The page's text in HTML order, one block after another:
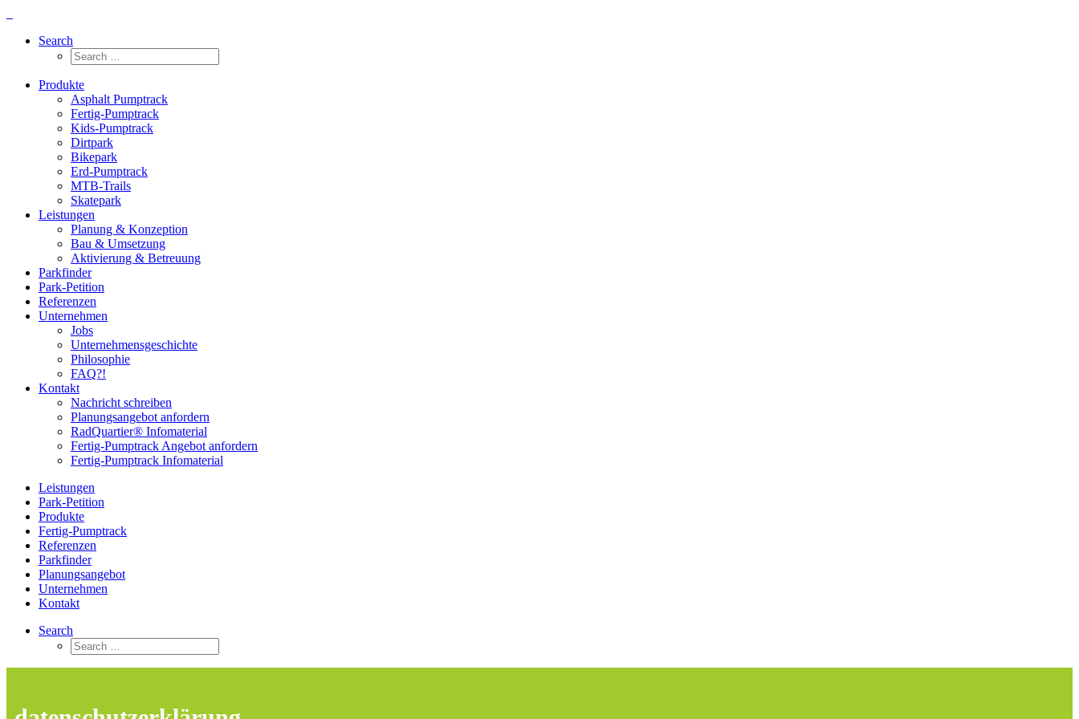
Search
Produkte
Asphalt Pumptrack
Fertig-Pumptrack
Kids-Pumptrack
Dirtpark
Bikepark
Erd-Pumptrack
MTB-Trails
Skatepark
Leistungen
Planung & Konzeption
Bau & Umsetzung
Aktivierung & Betreuung
Parkfinder
Park-Petition
Referenzen
Unternehmen
Jobs
Unternehmensgeschichte
Philosophie
FAQ?!
Kontakt
Nachricht schreiben
Planungsangebot anfordern
RadQuartier® Infomaterial
Fertig-Pumptrack Angebot anfordern
Fertig-Pumptrack Infomaterial
Leistungen
Park-Petition
Produkte
Fertig-Pumptrack
Referenzen
Parkfinder
Planungsangebot
Unternehmen
Kontakt
Search